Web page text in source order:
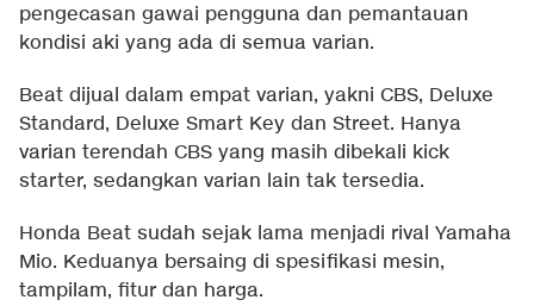
pengecasan gawai pengguna dan pemantauan
kondisi aki yang ada di semua varian.
Beat dijual dalam empat varian, yakni CBS, Deluxe
Standard, Deluxe Smart Key dan Street. Hanya
varian terendah CBS yang masih dibekali kick
starter, sedangkan varian lain tak tersedia.
Honda Beat sudah sejak lama menjadi rival Yamaha
Mio. Keduanya bersaing di spesifikasi mesin,
tampilam, fitur dan harga.